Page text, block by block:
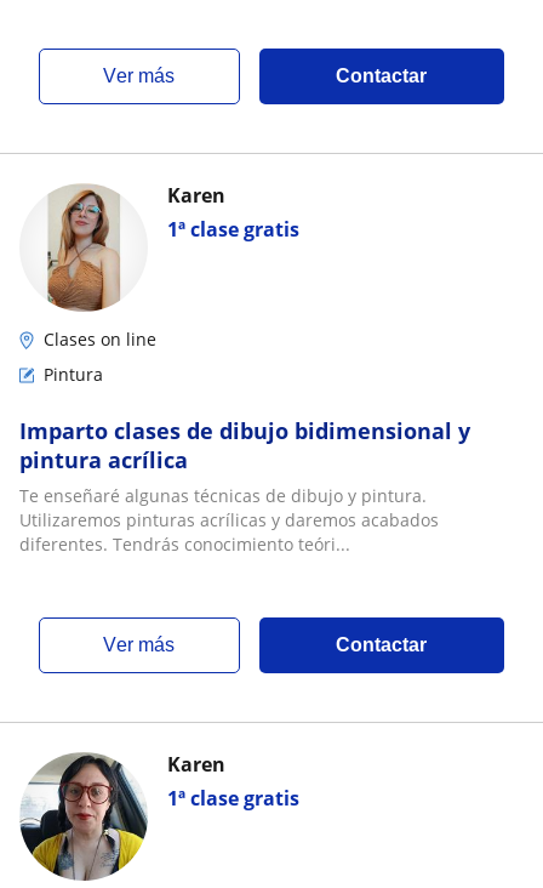
ver más Contactar
1ª clase gratis
Karen
Clases on line
Pintura
Imparto clases de dibujo bidimensional y
pintura acrílica
Te enseñaré algunas técnicas de dibujo y pintura.
Utilizaremos pinturas acrílicas y daremos acabados
diferentes. Tendrás conocimiento teóri...
ver más Contactar
1ª clase gratis
Karen